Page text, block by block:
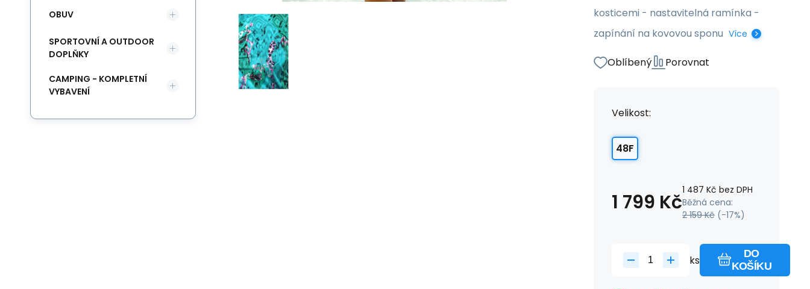
kosticemi - nastavitelná ramínka -
zapínání na kovovou sponu Více
Oblíbený Porovnat
Velikost:
48F
1 799 Kč1 487 Kč bez DPH
Běžná cena:
2 159 Kč (-17%)
ks
DO
KOŠÍKU
OBUV
SPORTOVNÍ A OUTDOOR
DOPLŇKY
CAMPING - KOMPLETNÍ
VYBAVENÍ